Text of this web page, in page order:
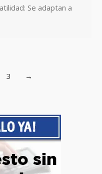
Se adaptan a
3 →